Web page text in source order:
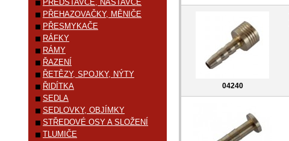
04240
PŘEDSTAVCE, NÁSTAVCE
PŘEHAZOVAČKY, MĚNIČE
PŘESMYKAČE
RÁFKY
RÁMY
ŘAZENÍ
ŘETĚZY, SPOJKY, NÝTY
ŘIDÍTKA
SEDLA
SEDLOVKY, OBJÍMKY
STŘEDOVÉ OSY A SLOŽENÍ
TLUMIČE